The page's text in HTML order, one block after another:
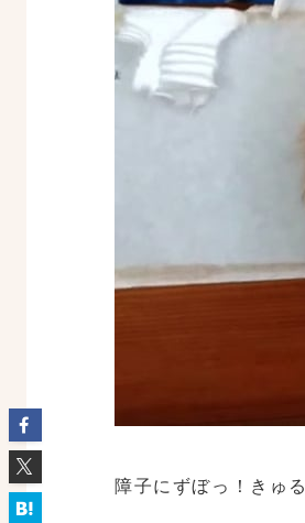
障子にずぼっ！きゅ